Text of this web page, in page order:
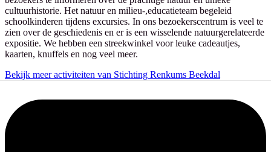
cultuurhistorie. Het natuur en milieu-,educatieteam begeleid
schoolkinderen tijdens excursies. In ons bezoekerscentrum is veel te
zien over de geschiedenis en er is een wisselende natuurgerelateerde
expositie. We hebben een streekwinkel voor leuke cadeautjes,
kaarten, knuffels en nog veel meer.
Bekijk meer activiteiten van Stichting Renkums Beekdal